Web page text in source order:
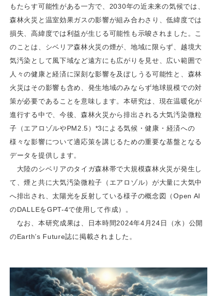
もたらす可能性がある一方で、2030年の近未来の気候では、
森林火災と温室効果ガスの影響が組み合わさり、低緯度では
損失、高緯度では利益が生じる可能性も示唆されました。こ
のことは、シベリア森林火災の煙が、地域に限らず、越境大
気汚染として風下域など遠方にも広がりを見せ、広い範囲で
人々の健康と経済に深刻な影響を及ぼしうる可能性と、森林
火災はその影響も含め、発生地域のみならず地球規模での対
策が必要であることを意味します。本研究は、現在温暖化が
進行する中で、今後、森林火災から排出される大気汚染微粒
子（エアロゾルやPM2.5）*3による気候・健康・経済への
様々な影響について適応策を講じるための重要な基盤となる
データを提供します。
大陸のシベリアのタイガ森林帯で大規模森林火災が発生し
て、煙と共に大気汚染微粒子（エアロゾル）が大量に大気中
へ排出され、太陽光を反射している様子の概念図（Open AI
のDALLEをGPT-4で使用して作成）。
なお、本研究成果は、日本時間2024年4月24日（水）公開
のEarth’s Future誌に掲載されました。